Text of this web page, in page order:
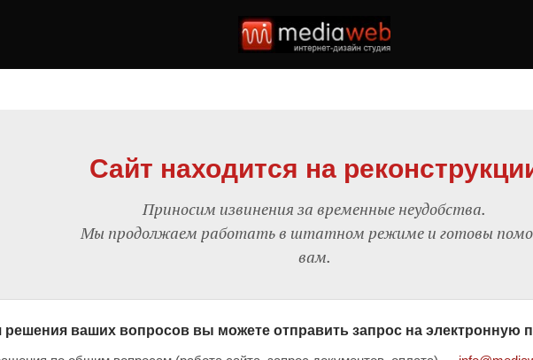
Сайт находится на
Приносим извинения за временные неудобства.
Мы продолжаем работать в штатном режиме и готовы
вам.
решения ваших вопросов вы можете отправить запрос на электронную